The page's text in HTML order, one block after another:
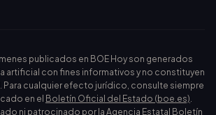
publicados en BOE Hoy son generados
artificial con fines informativos y no constituyen
Para cualquier efecto jurídico, consulte siempre
en el Boletín Oficial del Estado (boe.es).
ni patrocinado por la Agencia Estatal Boletín